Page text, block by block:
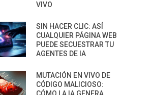
VIVO
SIN HACER CLIC: ASÍ
CUALQUIER PÁGINA WEB
PUEDE SECUESTRAR TU
AGENTES DE IA
MUTACIÓN EN VIVO DE
CÓDIGO MALICIOSO: